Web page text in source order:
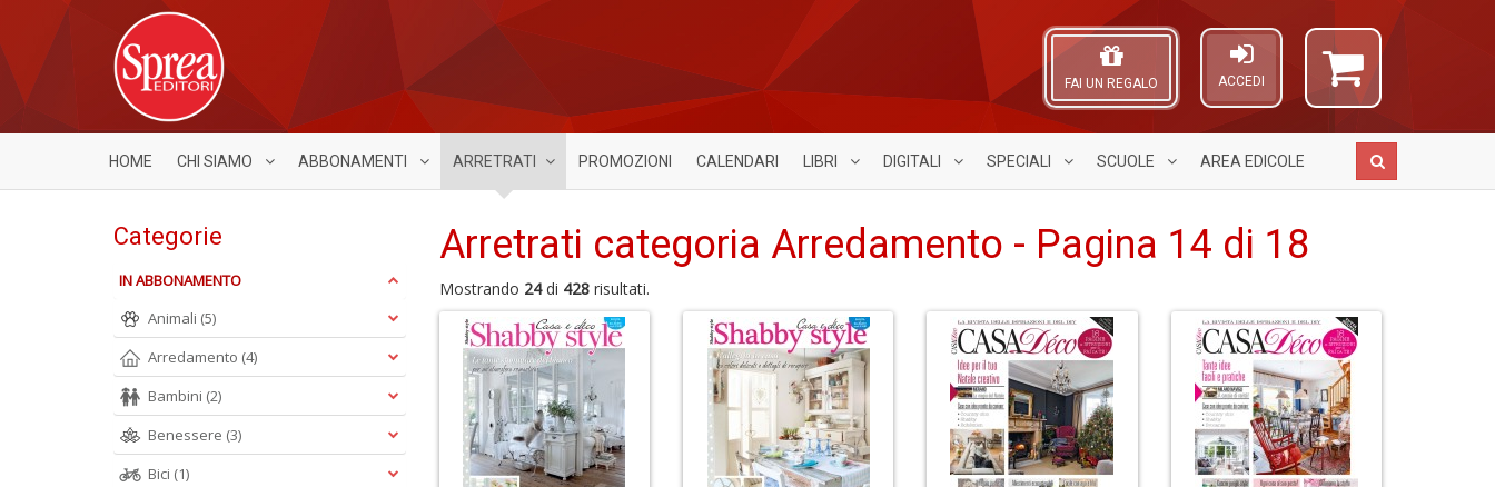
ACCEDI
FAI UN REGALO
HOME CHI SIAMO ABBONAMENTI ARRETRATI PROMOZIONI CALENDARI LIBRI DIGITALI SPECIALI SCUOLE AREA EDICOLE
Arretrati categoria Arredamento - Pagina 14 di 18
Mostrando 24di 428risultati.
Categorie
IN ABBONAMENTO
Animali (5)
Arredamento (4)
Bambini (2)
Benessere (3)
Bici (1)